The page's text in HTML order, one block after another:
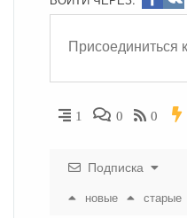
1 0 0
Подписка
новые старые